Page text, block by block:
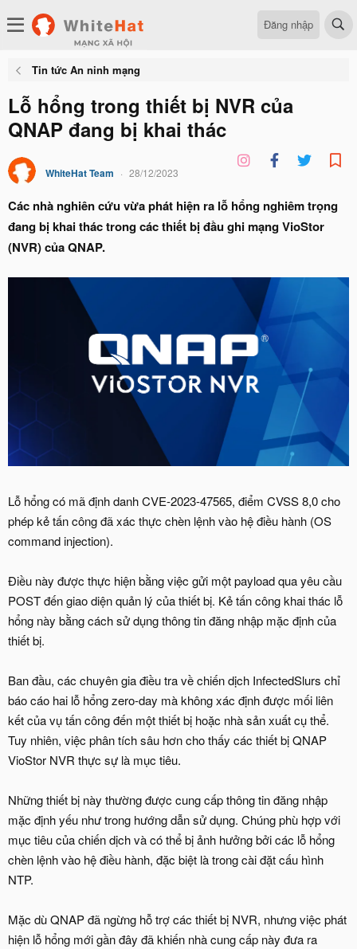
Đăng nhập
Tin tức An ninh mạng
Lỗ hổng trong thiết bị NVR của
QNAP đang bị khai thác
WhiteHat Team 28/12/2023
Các nhà nghiên cứu vừa phát hiện ra lỗ hổng nghiêm trọng
đang bị khai thác trong các thiết bị đầu ghi mạng VioStor
(NVR) của QNAP.
Lỗ hổng có mã định danh CVE-2023-47565, điểm CVSS 8,0 cho
phép kẻ tấn công đã xác thực chèn lệnh vào hệ điều hành (OS
command injection).
Điều này được thực hiện bằng việc gửi một payload qua yêu cầu
POST đến giao diện quản lý của thiết bị. Kẻ tấn công khai thác lỗ
hổng này bằng cách sử dụng thông tin đăng nhập mặc định của
thiết bị.
Ban đầu, các chuyên gia điều tra về chiến dịch InfectedSlurs chỉ
báo cáo hai lỗ hổng zero-day mà không xác định được mối liên
kết của vụ tấn công đến một thiết bị hoặc nhà sản xuất cụ thể.
Tuy nhiên, việc phân tích sâu hơn cho thấy các thiết bị QNAP
VioStor NVR thực sự là mục tiêu.
Những thiết bị này thường được cung cấp thông tin đăng nhập
mặc định yếu như trong hướng dẫn sử dụng. Chúng phù hợp với
mục tiêu của chiến dịch và có thể bị ảnh hưởng bởi các lỗ hổng
chèn lệnh vào hệ điều hành, đặc biệt là trong cài đặt cấu hình
NTP.
Mặc dù QNAP đã ngừng hỗ trợ các thiết bị NVR, nhưng việc phát
hiện lỗ hổng mới gần đây đã khiến nhà cung cấp này đưa ra